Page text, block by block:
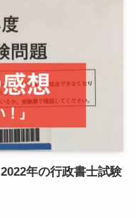
年の行政書士試験